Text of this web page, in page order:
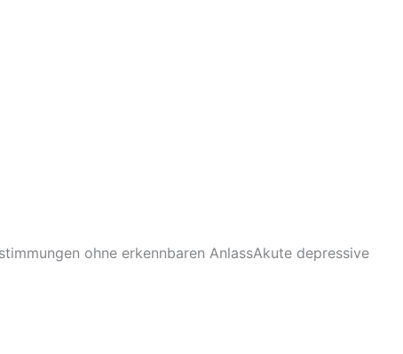
ohne erkennbaren AnlassAkute depressive